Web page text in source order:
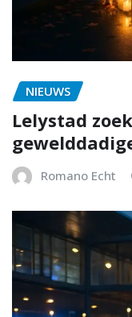
NIEUWS
Lelystad
Romano Echt